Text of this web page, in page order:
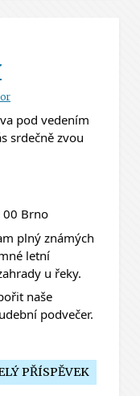
pod vedením
srdečně zvou
00 Brno
plný známých
letní
u řeky.
naše
podvečer.
PŘÍSPĚVEK